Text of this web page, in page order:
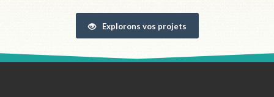
Explorons vos projets